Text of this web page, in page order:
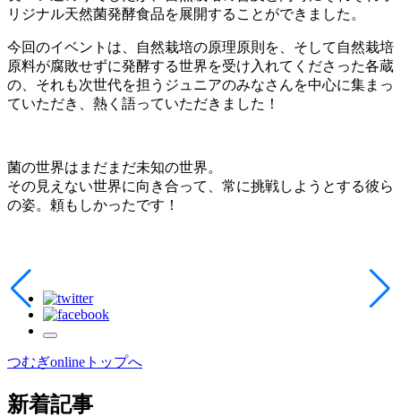
リジナル天然菌発酵食品を展開することができました。
今回のイベントは、自然栽培の原理原則を、そして自然栽培
原料が腐敗せずに発酵する世界を受け入れてくださった各蔵
の、それも次世代を担うジュニアのみなさんを中心に集まっ
ていただき、熱く語っていただきました！
菌の世界はまだまだ未知の世界。
その見えない世界に向き合って、常に挑戦しようとする彼ら
の姿。頼もしかったです！
つむぎonlineトップへ
新着記事